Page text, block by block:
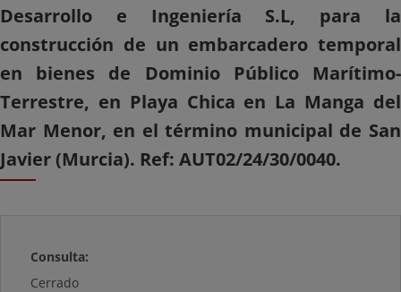
Desarrollo e Ingeniería S.L, para la
construcción de un embarcadero temporal
en bienes de Dominio Público Marítimo-
Terrestre, en Playa Chica en La Manga del
Mar Menor, en el término municipal de San
Javier (Murcia). Ref: AUT02/24/30/0040.
Consulta:
Cerrado